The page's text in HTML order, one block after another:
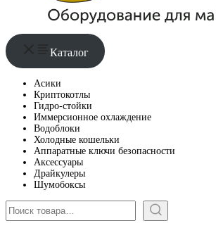
Каталог
Асики
Криптокотлы
Гидро-стойки
Иммерсионное охлаждение
Водоблоки
Холодные кошельки
Аппаратные ключи безопасности
Аксессуары
Драйкулеры
Шумобоксы
Поиск